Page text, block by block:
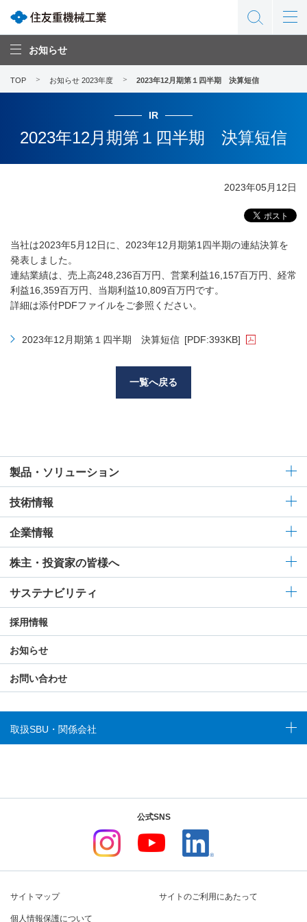
お知らせ
TOP お知らせ 2023年度 2023年12月期第１四半期 決算短信
IR
2023年12月期第１四半期 決算短信
2023年05月12日
当社は2023年5月12日に、2023年12月期第1四半期の連結決算を
発表しました。
連結業績は、売上高248,236百万円、営業利益16,157百万円、経常
利益16,359百万円、当期利益10,809百万円です。
詳細は添付PDFファイルをご参照ください。
2023年12月期第１四半期 決算短信 [PDF:393KB]
一覧へ戻る
製品・ソリューション
技術情報
企業情報
株主・投資家の皆様へ
サステナビリティ
採用情報
お知らせ
お問い合わせ
取扱SBU・関係会社
公式SNS
サイトマップ サイトのご利用にあたって
個人情報保護について